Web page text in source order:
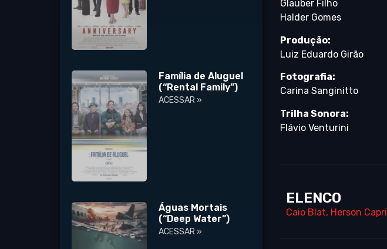
Família de Aluguel
(“Rental Family”)
ACESSAR »
Águas Mortais
(“Deep Water”)
ACESSAR »
Glauber Filho
Halder Gomes
Produção:
Luiz Eduardo Girão
Fotografia:
Carina Sanginitto
Trilha Sonora:
Flávio Venturini
ELENCO
Caio Blat, Herson Capri